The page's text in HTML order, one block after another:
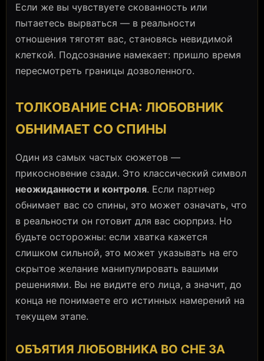
Если же вы чувствуете скованность или
пытаетесь вырваться — в реальности
отношения тяготят вас, становясь невидимой
клеткой. Подсознание намекает: пришло время
пересмотреть границы дозволенного.
ТОЛКОВАНИЕ СНА: ЛЮБОВНИК
ОБНИМАЕТ СО СПИНЫ
Один из самых частых сюжетов —
прикосновение сзади. Это классический символ
неожиданности и контроля. Если партнер
обнимает вас со спины, это может означать, что
в реальности он готовит для вас сюрприз. Но
будьте осторожны: если хватка кажется
слишком сильной, это может указывать на его
скрытое желание манипулировать вашими
решениями. Вы не видите его лица, а значит, до
конца не понимаете его истинных намерений на
текущем этапе.
ОБЪЯТИЯ ЛЮБОВНИКА ВО СНЕ ЗА